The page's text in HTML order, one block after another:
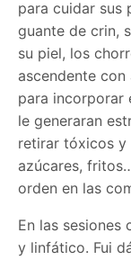
para cuidar sus
guante de crin,
su piel, los
ascendente
para incorporar
le generaran
retirar tóxicos y
azúcares,
orden en las
En las sesiones
y linfático. Fui